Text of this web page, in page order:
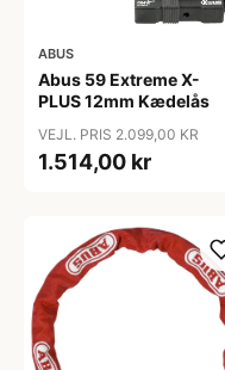
ABUS
Abus 59 Extreme X-
PLUS 12mm Kædelås
VEJL. PRIS 2.099,00 KR
1.514,00 kr